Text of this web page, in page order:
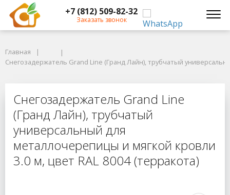
+7 (812) 509-82-32
Заказать звонок
Снегозадержатель Grand Line (Гранд Лайн), трубчатый
Снегозадержатель Grand Line
Главная
Снегозадержатель Grand Line (Гранд Лайн), трубчатый
Снегозадержатель Grand Line
(Гранд Лайн), трубчатый
универсальный для
металлочерепицы и мягкой кровли
3.0 м, цвет RAL 8004 (терракота)